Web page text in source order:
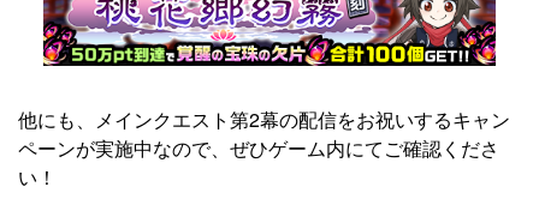
他にも、メインクエスト第2幕の配信をお祝いするキャン
ペーンが実施中なので、ぜひゲーム内にてご確認くださ
い！